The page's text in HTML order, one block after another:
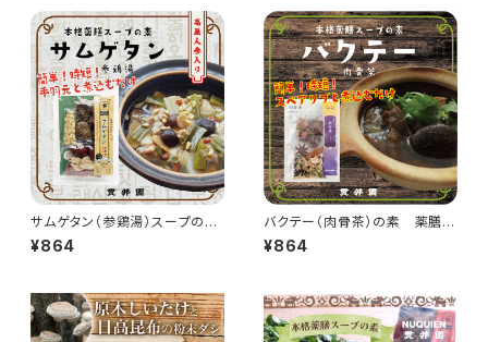
サムゲタン（参鶏湯）スープの
素 薬膳ミックス
¥864
バクテー（肉骨茶）の素 薬膳ス
ープ 3〜4人前
¥864